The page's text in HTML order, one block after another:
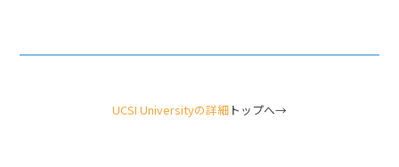
UCSI Universityの詳細 トップへ→